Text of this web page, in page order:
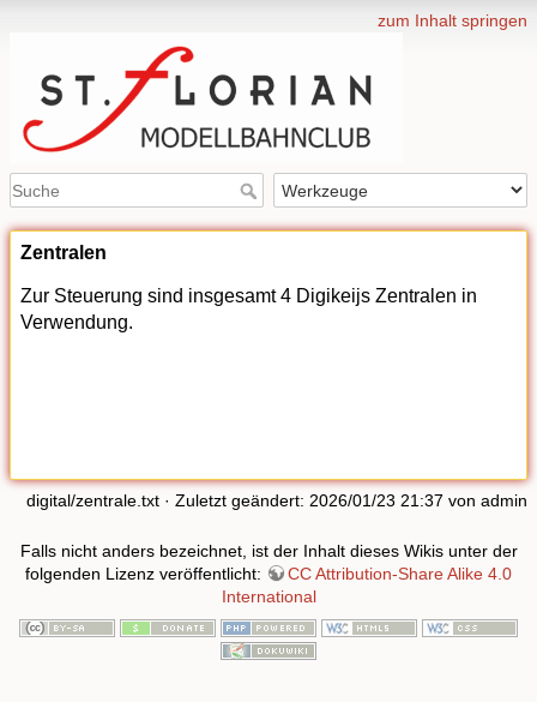
zum Inhalt springen
Zentralen
Zur Steuerung sind insgesamt 4 Digikeijs Zentralen in
Verwendung.
digital/zentrale.txt · Zuletzt geändert: 2026/01/23 21:37 von admin
Falls nicht anders bezeichnet, ist der Inhalt dieses Wikis unter der
folgenden Lizenz veröffentlicht:
CC Attribution-Share Alike 4.0
International